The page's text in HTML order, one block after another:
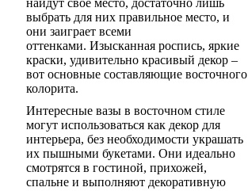
найдут свое место, достаточно лишь
выбрать для них правильное место, и
они заиграет всеми
оттенками. Изысканная роспись, яркие
краски, удивительно красивый декор –
вот основные составляющие восточного
колорита.
Интересные вазы в восточном стиле
могут использоваться как декор для
интерьера, без необходимости украшать
их пышными букетами. Они идеально
смотрятся в гостиной, прихожей,
спальне и выполняют декоративную